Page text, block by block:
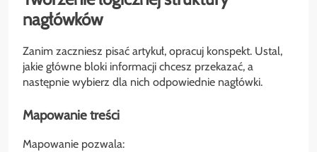
nagłówków
Zanim zaczniesz pisać artykuł, opracuj konspekt. Ustal,
jakie główne bloki informacji chcesz przekazać, a
następnie wybierz dla nich odpowiednie nagłówki.
Mapowanie treści
Mapowanie pozwala: